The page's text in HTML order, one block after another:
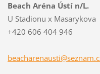
Beach Aréna Ústí n/L.
U Stadionu x Masarykova
+420 606 404 946